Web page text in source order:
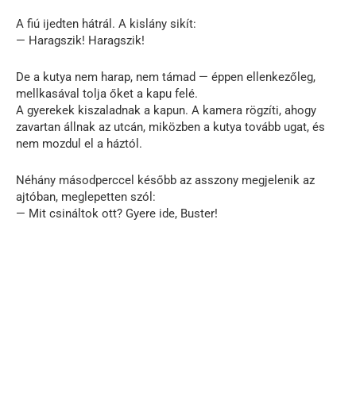
A fiú ijedten hátrál. A kislány sikít:
— Haragszik! Haragszik!
De a kutya nem harap, nem támad — éppen ellenkezőleg,
mellkasával tolja őket a kapu felé.
A gyerekek kiszaladnak a kapun. A kamera rögzíti, ahogy
zavartan állnak az utcán, miközben a kutya tovább ugat, és
nem mozdul el a háztól.
Néhány másodperccel később az asszony megjelenik az
ajtóban, meglepetten szól:
— Mit csináltok ott? Gyere ide, Buster!